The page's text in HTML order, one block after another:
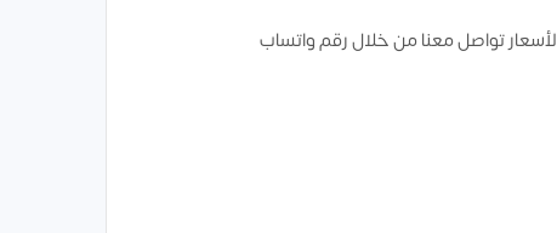
تواصل معنا من خلال رقم واتساب